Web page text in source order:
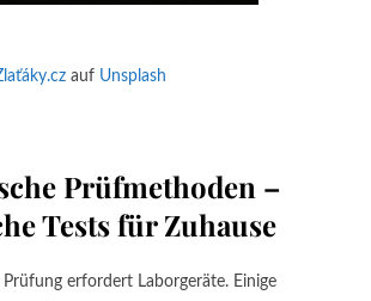
auf Unsplash
Prüfmethoden –
Tests für Zuhause
erfordert Laborgeräte. Einige